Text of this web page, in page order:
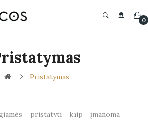
0
Pristatymas
pristatyti kaip įmanoma